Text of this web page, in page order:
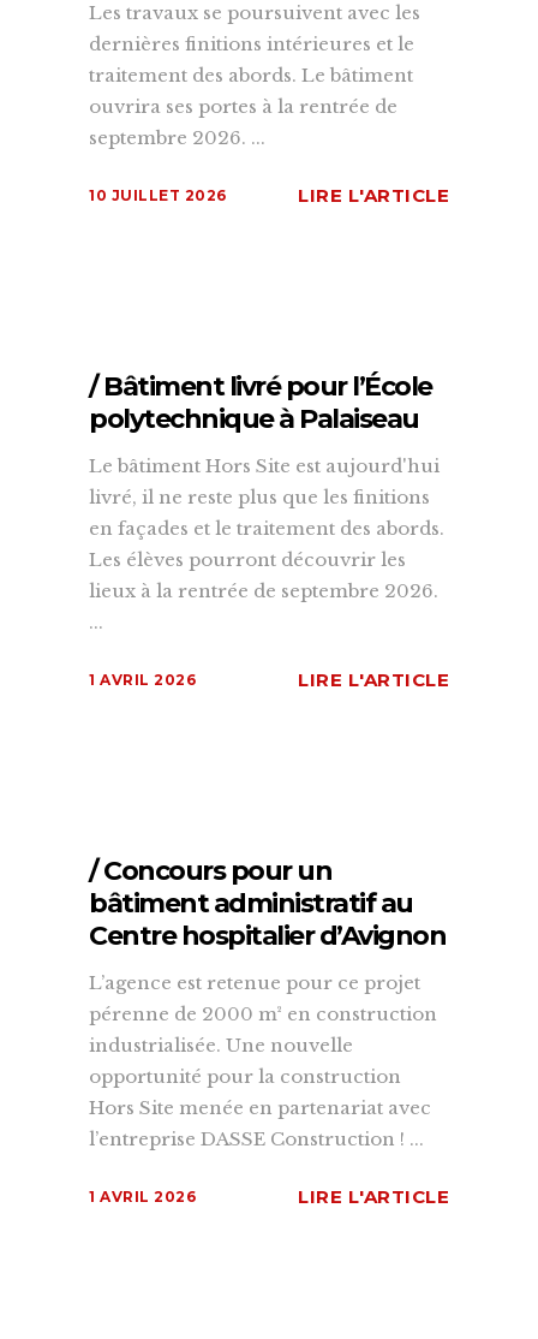
Les travaux se poursuivent avec les
dernières finitions intérieures et le
traitement des abords. Le bâtiment
ouvrira ses portes à la rentrée de
septembre 2026. ...
10 JUILLET 2026 LIRE L'ARTICLE
/ Bâtiment livré pour l’École
polytechnique à Palaiseau
Le bâtiment Hors Site est aujourd'hui
livré, il ne reste plus que les finitions
en façades et le traitement des abords.
Les élèves pourront découvrir les
lieux à la rentrée de septembre 2026.
...
1 AVRIL 2026 LIRE L'ARTICLE
/ Concours pour un
bâtiment administratif au
Centre hospitalier d’Avignon
L’agence est retenue pour ce projet
pérenne de 2000 m² en construction
industrialisée. Une nouvelle
opportunité pour la construction
Hors Site menée en partenariat avec
l’entreprise DASSE Construction ! ...
1 AVRIL 2026 LIRE L'ARTICLE